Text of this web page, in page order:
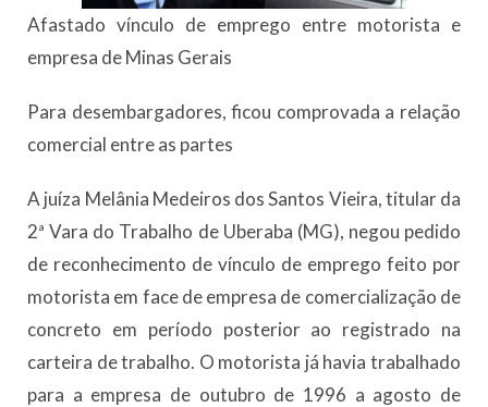
Afastado vínculo de emprego entre motorista e
empresa de Minas Gerais
Para desembargadores, ficou comprovada a relação
comercial entre as partes
A juíza Melânia Medeiros dos Santos Vieira, titular da
2ª Vara do Trabalho de Uberaba (MG), negou pedido
de reconhecimento de vínculo de emprego feito por
motorista em face de empresa de comercialização de
concreto em período posterior ao registrado na
carteira de trabalho. O motorista já havia trabalhado
para a empresa de outubro de 1996 a agosto de